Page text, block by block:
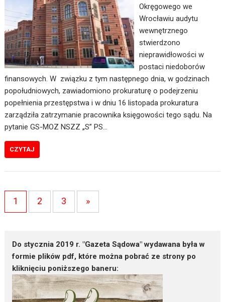
Okręgowego we
Wrocławiu audytu
wewnętrznego
stwierdzono
nieprawidłowości w
postaci niedoborów
finansowych. W związku z tym następnego dnia, w godzinach
popołudniowych, zawiadomiono prokuraturę o podejrzeniu
popełnienia przestępstwa i w dniu 16 listopada prokuratura
zarządziła zatrzymanie pracownika księgowości tego sądu. Na
pytanie GS-MOZ NSZZ „S” PS…
CZYTAJ
1 2 3 »
Do stycznia 2019 r. "Gazeta Sądowa" wydawana była w
formie plików pdf, które można pobrać ze strony po
kliknięciu poniższego baneru: